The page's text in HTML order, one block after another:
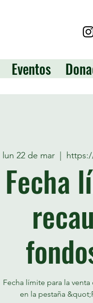
Eventos
lun 22 de mar
  |
Fecha
Fecha límite para la
en la pestaña